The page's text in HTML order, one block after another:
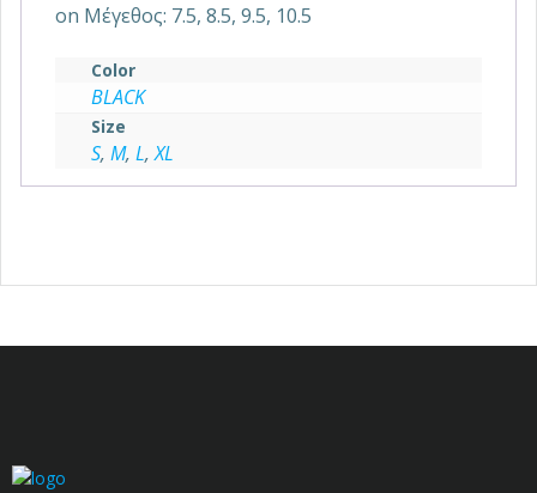
on Μέγεθος: 7.5, 8.5, 9.5, 10.5
Color
BLACK
Size
S, M, L,XL